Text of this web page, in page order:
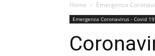
Home Emergenza
Emergenza Coronavirus - Covid 19